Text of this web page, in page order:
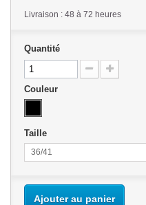
Livraison : 48 à 72 heures
Quantité
Couleur
Taille
36/41
Ajouter au panier